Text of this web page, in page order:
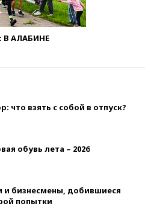
АЛАБИНЕ
что взять с собой в отпуск?
обувь лета – 2026
и бизнесмены, добившиеся
попытки